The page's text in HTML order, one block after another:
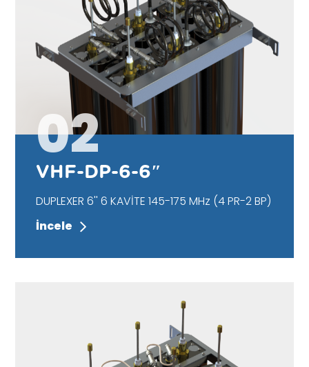
02
VHF-DP-6-6″
DUPLEXER 6'' 6 KAVİTE 145-175 MHz (4 PR-2 BP)
İncele